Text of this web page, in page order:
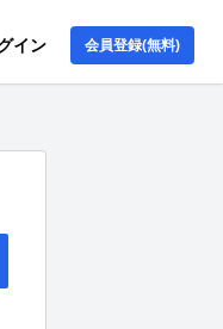
イン 会員登録(無料)